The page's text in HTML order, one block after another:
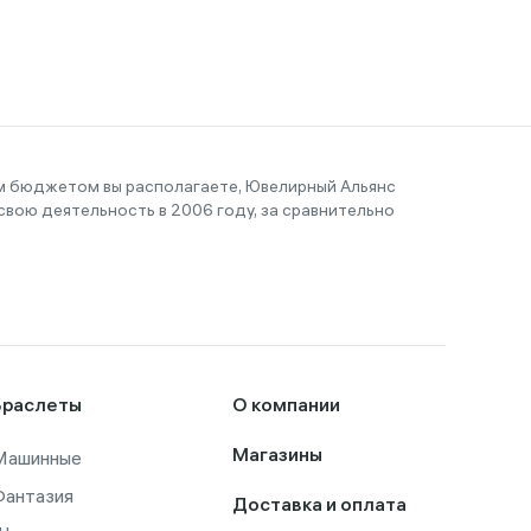
бюджетом вы располагаете, Ювелирный Альянс
деятельность в 2006 году, за сравнительно
О компании
Магазины
Доставка и оплата